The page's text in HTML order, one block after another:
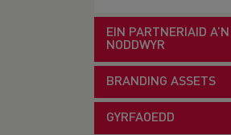
EIN PARTNERIAID A’N
NODDWYR
BRANDING ASSETS
GYRFAOEDD